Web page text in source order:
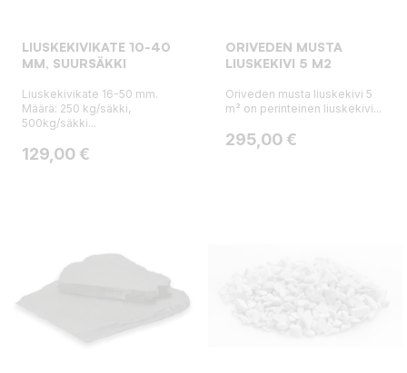
LIUSKEKIVIKATE 10-40
MM, SUURSÄKKI
Liuskekivikate 16-50 mm.
Määrä: 250 kg/säkki,
500kg/säkki...
Hinta
129,00 €
ORIVEDEN MUSTA
LIUSKEKIVI 5 M2
Oriveden musta liuskekivi 5
m² on perinteinen liuskekivi...
Hinta
295,00 €